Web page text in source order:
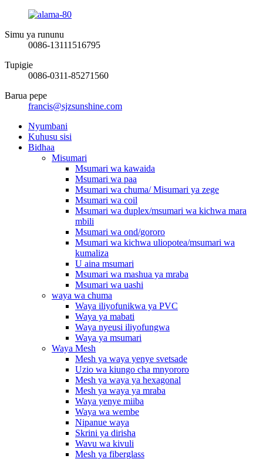
Simu ya rununu
0086-13111516795
Tupigie
0086-0311-85271560
Barua pepe
francis@sjzsunshine.com
Nyumbani
Kuhusu sisi
Bidhaa
Misumari
Msumari wa kawaida
Msumari wa paa
Msumari wa chuma/ Misumari ya zege
Msumari wa coil
Msumari wa duplex/msumari wa kichwa mara
mbili
Msumari wa ond/gororo
Msumari wa kichwa uliopotea/msumari wa
kumaliza
U aina msumari
Msumari wa mashua ya mraba
Msumari wa uashi
waya wa chuma
Waya iliyofunikwa ya PVC
Waya ya mabati
Waya nyeusi iliyofungwa
Waya ya msumari
Waya Mesh
Mesh ya waya yenye svetsade
Uzio wa kiungo cha mnyororo
Mesh ya waya ya hexagonal
Mesh ya waya ya mraba
Waya yenye miiba
Waya wa wembe
Nipanue waya
Skrini ya dirisha
Wavu wa kivuli
Mesh ya fiberglass